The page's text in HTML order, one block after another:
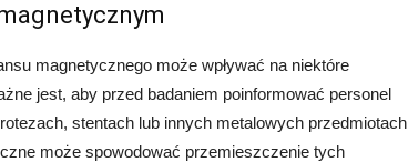
magnetycznego może wpływać na niektóre
jest, aby przed badaniem poinformować personel
stentach lub innych metalowych przedmiotach
może spowodować przemieszczenie tych